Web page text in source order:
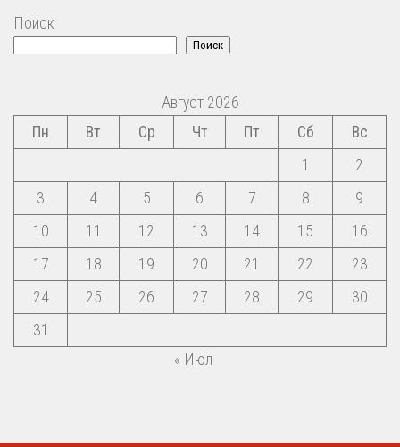
Поиск
Поиск
Август 2026
Пн
Вт Ср Чт Пт Сб
Вс
1
2
3
4 5 6 7 8
9
10
11 12 13 14 15
16
17
18 19 20 21 22
23
24
25 26 27 28 29
30
31
« Июл